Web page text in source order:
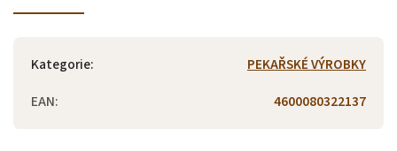
Kategorie:
PEKAŘSKÉ VÝROBKY
EAN: 4600080322137